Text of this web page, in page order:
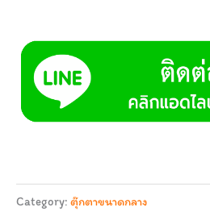
Category: ตุ๊กตาขนาดกลาง